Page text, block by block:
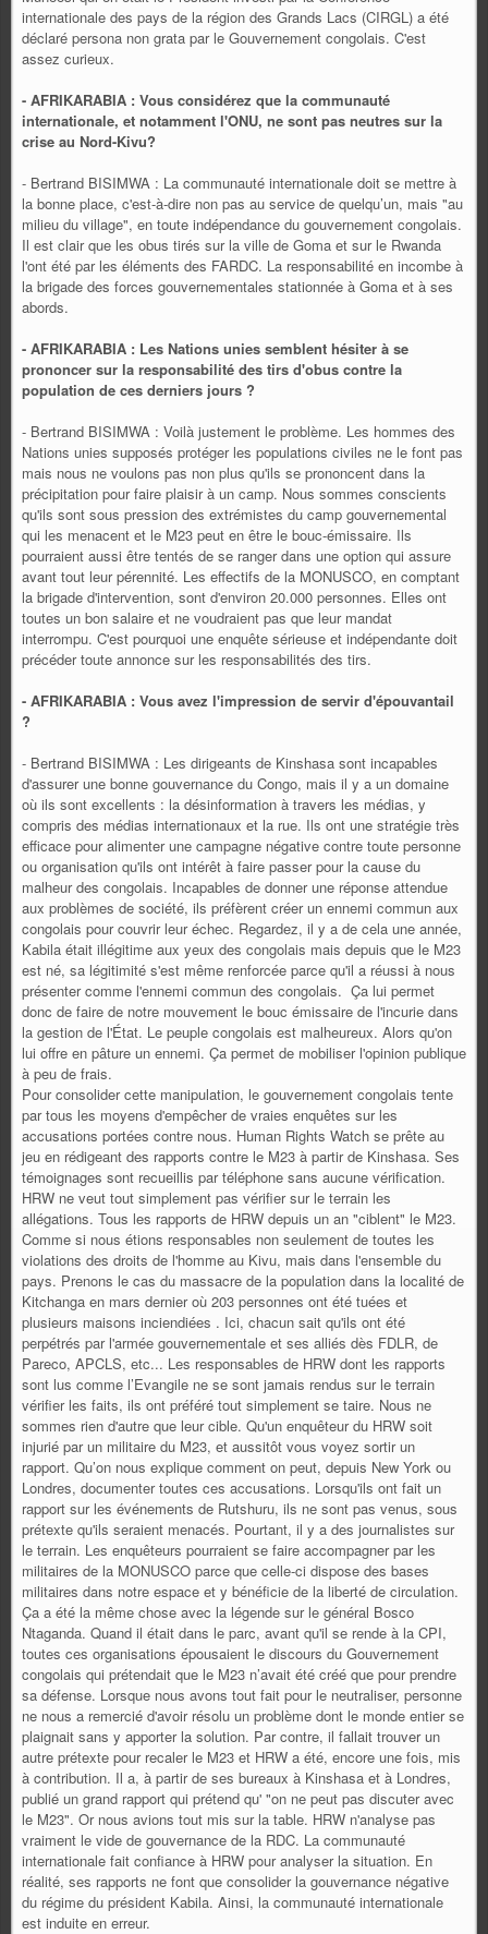
internationale des pays de la région des Grands Lacs (CIRGL) a été
déclaré persona non grata par le Gouvernement congolais. C'est
assez curieux.
- AFRIKARABIA : Vous considérez que la communauté
internationale, et notamment l'ONU, ne sont pas neutres sur la
crise au Nord-Kivu?
- Bertrand BISIMWA : La communauté internationale doit se mettre à
la bonne place, c'est-à-dire non pas au service de quelqu’un, mais "au
milieu du village", en toute indépendance du gouvernement congolais.
Il est clair que les obus tirés sur la ville de Goma et sur le Rwanda
l'ont été par les éléments des FARDC. La responsabilité en incombe à
la brigade des forces gouvernementales stationnée à Goma et à ses
abords.
- AFRIKARABIA : Les Nations unies semblent hésiter à se
prononcer sur la responsabilité des tirs d'obus contre la
population de ces derniers jours ?
- Bertrand BISIMWA : Voilà justement le problème. Les hommes des
Nations unies supposés protéger les populations civiles ne le font pas
mais nous ne voulons pas non plus qu'ils se prononcent dans la
précipitation pour faire plaisir à un camp. Nous sommes conscients
qu'ils sont sous pression des extrémistes du camp gouvernemental
qui les menacent et le M23 peut en être le bouc-émissaire. Ils
pourraient aussi être tentés de se ranger dans une option qui assure
avant tout leur pérennité. Les effectifs de la MONUSCO, en comptant
la brigade d'intervention, sont d'environ 20.000 personnes. Elles ont
toutes un bon salaire et ne voudraient pas que leur mandat
interrompu. C'est pourquoi une enquête sérieuse et indépendante doit
précéder toute annonce sur les responsabilités des tirs.
- AFRIKARABIA : Vous avez l'impression de servir d'épouvantail
?
- Bertrand BISIMWA : Les dirigeants de Kinshasa sont incapables
d'assurer une bonne gouvernance du Congo, mais il y a un domaine
où ils sont excellents : la désinformation à travers les médias, y
compris des médias internationaux et la rue. Ils ont une stratégie très
efficace pour alimenter une campagne négative contre toute personne
ou organisation qu'ils ont intérêt à faire passer pour la cause du
malheur des congolais. Incapables de donner une réponse attendue
aux problèmes de société, ils préfèrent créer un ennemi commun aux
congolais pour couvrir leur échec. Regardez, il y a de cela une année,
Kabila était illégitime aux yeux des congolais mais depuis que le M23
est né, sa légitimité s'est même renforcée parce qu'il a réussi à nous
présenter comme l'ennemi commun des congolais. Ça lui permet
donc de faire de notre mouvement le bouc émissaire de l'incurie dans
la gestion de l'État. Le peuple congolais est malheureux. Alors qu'on
lui offre en pâture un ennemi. Ça permet de mobiliser l'opinion publique
à peu de frais.
Pour consolider cette manipulation, le gouvernement congolais tente
par tous les moyens d'empêcher de vraies enquêtes sur les
accusations portées contre nous. Human Rights Watch se prête au
jeu en rédigeant des rapports contre le M23 à partir de Kinshasa. Ses
témoignages sont recueillis par téléphone sans aucune vérification.
HRW ne veut tout simplement pas vérifier sur le terrain les
allégations. Tous les rapports de HRW depuis un an "ciblent" le M23.
Comme si nous étions responsables non seulement de toutes les
violations des droits de l'homme au Kivu, mais dans l'ensemble du
pays. Prenons le cas du massacre de la population dans la localité de
Kitchanga en mars dernier où 203 personnes ont été tuées et
plusieurs maisons inciendiées . Ici, chacun sait qu'ils ont été
perpétrés par l'armée gouvernementale et ses alliés dès FDLR, de
Pareco, APCLS, etc... Les responsables de HRW dont les rapports
sont lus comme l’Evangile ne se sont jamais rendus sur le terrain
vérifier les faits, ils ont préféré tout simplement se taire. Nous ne
sommes rien d'autre que leur cible. Qu'un enquêteur du HRW soit
injurié par un militaire du M23, et aussitôt vous voyez sortir un
rapport. Qu’on nous explique comment on peut, depuis New York ou
Londres, documenter toutes ces accusations. Lorsqu'ils ont fait un
rapport sur les événements de Rutshuru, ils ne sont pas venus, sous
prétexte qu'ils seraient menacés. Pourtant, il y a des journalistes sur
le terrain. Les enquêteurs pourraient se faire accompagner par les
militaires de la MONUSCO parce que celle-ci dispose des bases
militaires dans notre espace et y bénéficie de la liberté de circulation.
Ça a été la même chose avec la légende sur le général Bosco
Ntaganda. Quand il était dans le parc, avant qu'il se rende à la CPI,
toutes ces organisations épousaient le discours du Gouvernement
congolais qui prétendait que le M23 n’avait été créé que pour prendre
sa défense. Lorsque nous avons tout fait pour le neutraliser, personne
ne nous a remercié d'avoir résolu un problème dont le monde entier se
plaignait sans y apporter la solution. Par contre, il fallait trouver un
autre prétexte pour recaler le M23 et HRW a été, encore une fois, mis
à contribution. Il a, à partir de ses bureaux à Kinshasa et à Londres,
publié un grand rapport qui prétend qu' "on ne peut pas discuter avec
le M23". Or nous avions tout mis sur la table. HRW n'analyse pas
vraiment le vide de gouvernance de la RDC. La communauté
internationale fait confiance à HRW pour analyser la situation. En
réalité, ses rapports ne font que consolider la gouvernance négative
du régime du président Kabila. Ainsi, la communauté internationale
est induite en erreur.